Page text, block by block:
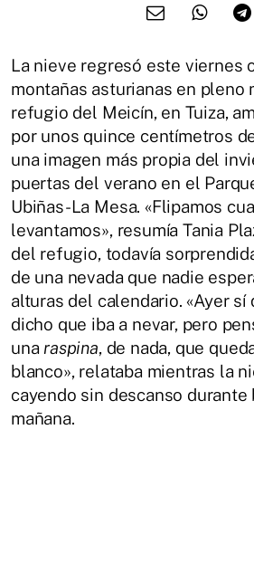
La nieve regresó este viernes
montañas asturianas en pleno
refugio del Meicín, en Tuiza,
por unos quince centímetros
una imagen más propia del
puertas del verano en el
Ubiñas-La Mesa. «Flipamos
levantamos», resumía Tania
del refugio, todavía
de una nevada que nadie
alturas del calendario. «Ayer sí
dicho que iba a nevar, pero
una raspina, de nada, que
blanco», relataba mientras la
cayendo sin descanso durante
mañana.